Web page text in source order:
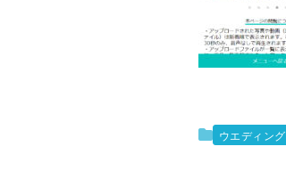
ウエディング